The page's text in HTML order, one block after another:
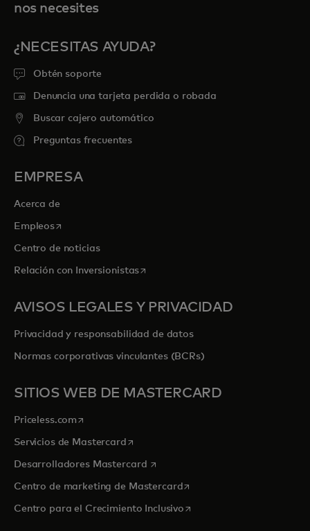
nos necesites
¿NECESITAS AYUDA?
Obtén soporte
Denuncia una tarjeta perdida o robada
Buscar cajero automático
Preguntas frecuentes
EMPRESA
Acerca de
Empleosse abre en una pestaña nueva
Centro de noticias
Relación con Inversionistasse abre en una pestaña nueva
AVISOS LEGALES Y PRIVACIDAD
Privacidad y responsabilidad de datos
Normas corporativas vinculantes (BCRs)
SITIOS WEB DE MASTERCARD
Priceless.com se abre en una pestaña nueva
Servicios de Mastercardse abre en una pestaña nueva
Desarrolladores Mastercard se abre en una pestaña nueva
Centro de marketing de Mastercardse abre en una pestaña
Centro para el Crecimiento Inclusivose abre en una pestaña